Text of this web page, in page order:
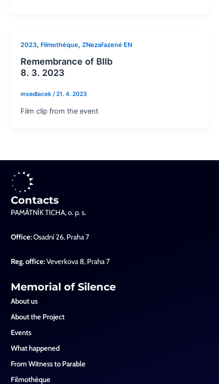
2023, Filmothéque, ZNezařazené EN
Remembrance of BIIb
8. 3. 2023
msedlacek /21. 4. 2023
Film clip from the event
Contacts
PAMÁTNÍK TICHA, o. p. s.
Office:Osadní 26, Praha 7
Reg. office:Veverkova 8, Praha 7
Memorial of Silence
About us
About the Project
Events
What happened
From Witness to Parable
Filmothèque